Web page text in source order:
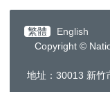
繁體
English
Copyright ©
地址：30013 新竹